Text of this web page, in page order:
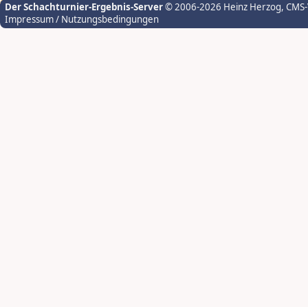
Der Schachturnier-Ergebnis-Server© 2006-2026 Heinz Herzog,
Impressum / Nutzungsbedingungen